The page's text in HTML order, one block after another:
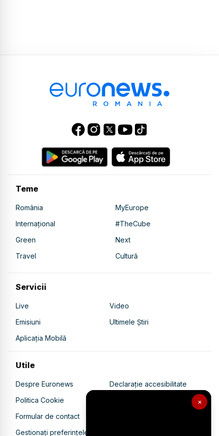
×
Teme
România
MyEurope
Internațional
#TheCube
Green
Next
Travel
Cultură
Servicii
Live
Video
Emisiuni
Ultimele Știri
Aplicația Mobilă
Utile
Despre Euronews
Declarație accesibilitate
Politica Cookie
Politica de confidențialitate
Formular de contact
Gestionați preferințele